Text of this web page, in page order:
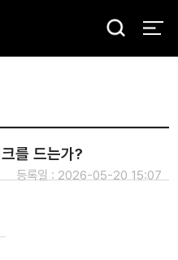
검
를 드는가?
등록일 : 2026-05-20 15:07